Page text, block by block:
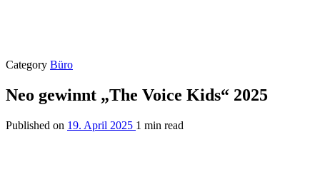
Category Büro
Neo gewinnt „The Voice Kids“ 2025
Published on 19. April 2025 1 min read